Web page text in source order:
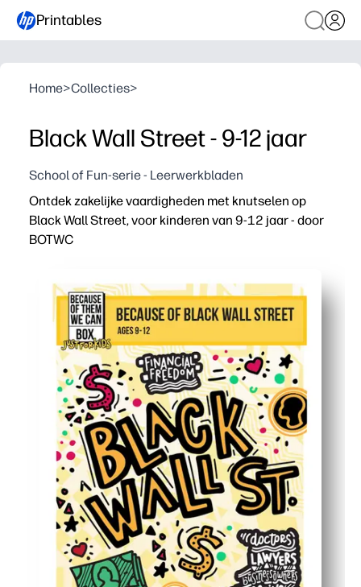
Printables
Home>Collecties>
Black Wall Street - 9-12 jaar
School of Fun-serie - Leerwerkbladen
Ontdek zakelijke vaardigheden met knutselen op
Black Wall Street, voor kinderen van 9-12 jaar - door
BOTWC